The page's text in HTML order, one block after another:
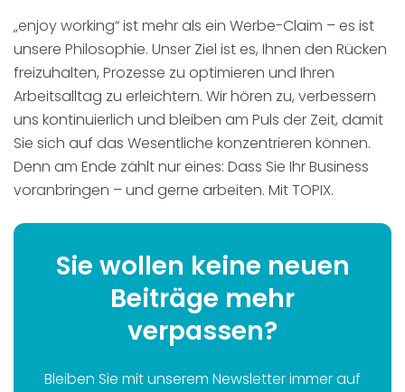
„enjoy working“ ist mehr als ein Werbe-Claim – es ist
unsere Philosophie. Unser Ziel ist es, Ihnen den Rücken
freizuhalten, Prozesse zu optimieren und Ihren
Arbeitsalltag zu erleichtern. Wir hören zu, verbessern
uns kontinuierlich und bleiben am Puls der Zeit, damit
Sie sich auf das Wesentliche konzentrieren können.
Denn am Ende zählt nur eines: Dass Sie Ihr Business
voranbringen – und gerne arbeiten. Mit TOPIX.
Sie wollen keine neuen
Beiträge mehr
verpassen?
Bleiben Sie mit unserem Newsletter immer auf